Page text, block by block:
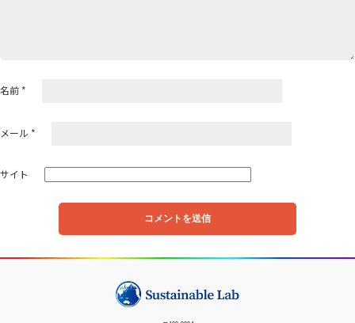
名前 *
メール *
サイト